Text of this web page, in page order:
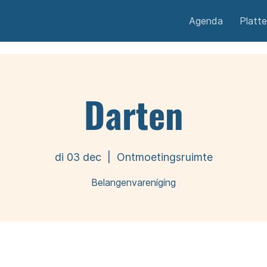
Agenda
Darten
di 03 dec
  |
Ontmoetingsruimte